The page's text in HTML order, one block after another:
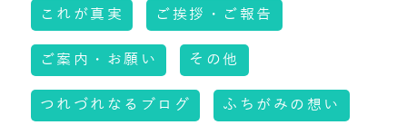
これが真実 ご挨拶・ご報告
ご案内・お願い その他
つれづれなるブログ ふちがみの想い